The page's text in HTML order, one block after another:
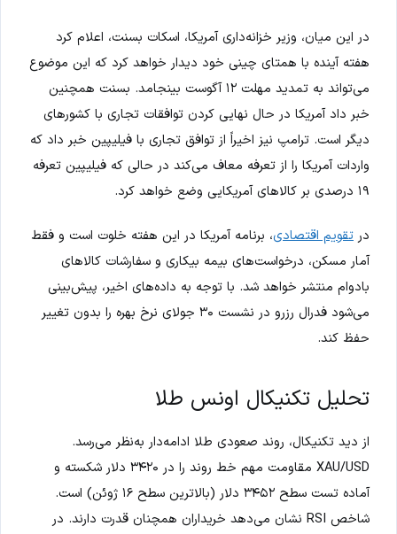
در این میان، وزیر خزانه‌داری آمریکا، اسکات بسنت، اعلام کرد
هفته آینده با همتای چینی خود دیدار خواهد کرد که این موضوع
می‌تواند به تمدید مهلت ۱۲ آگوست بینجامد. بسنت همچنین
خبر داد آمریکا در حال نهایی کردن توافقات تجاری با کشورهای
دیگر است. ترامپ نیز اخیراً از توافق تجاری با فیلیپین خبر داد که
واردات آمریکا را از تعرفه معاف می‌کند در حالی که فیلیپین تعرفه
۱۹ درصدی بر کالاهای آمریکایی وضع خواهد کرد.
در تقویم اقتصادی، برنامه آمریکا در این هفته خلوت است و فقط
آمار مسکن، درخواست‌های بیمه بیکاری و سفارشات کالاهای
بادوام منتشر خواهد شد. با توجه به داده‌های اخیر، پیش‌بینی
می‌شود فدرال رزرو در نشست ۳۰ جولای نرخ بهره را بدون تغییر
حفظ کند.
تحلیل تکنیکال اونس طلا
از دید تکنیکال، روند صعودی طلا ادامه‌دار به‌نظر می‌رسد.
XAU/USD مقاومت مهم خط روند را در ۳۴۲۰ دلار شکسته و
آماده تست سطح ۳۴۵۲ دلار (بالاترین سطح ۱۶ ژوئن) است.
شاخص RSI نشان می‌دهد خریداران همچنان قدرت دارند. در